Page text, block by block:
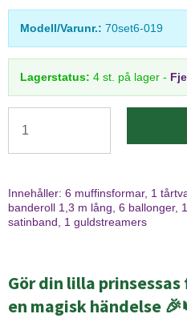
Modell/Varunr.: 70set6-019
Lagerstatus: 4 st. på lager -
Innehåller: 6 muffinsformar, 1
banderoll 1,3 m lång, 6 ballonger,
satinband, 1 guldstreamers
Gör din lilla
en magisk händelse